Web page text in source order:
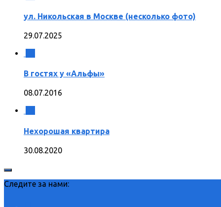
ул. Никольская в Москве (несколько фото)
29.07.2025
В гостях у «Альфы»
08.07.2016
Нехорошая квартира
30.08.2020
Следите за нами: